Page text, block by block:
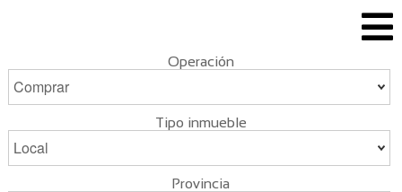
Operación
Tipo inmueble
Provincia